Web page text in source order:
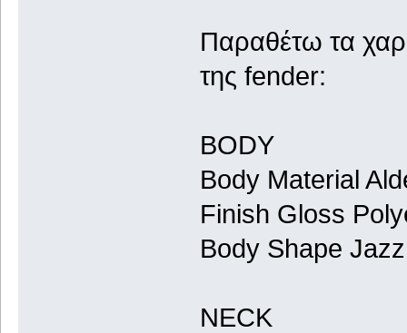
Παραθέτω τα
της fender:
BODY
Body Material
Finish Gloss
Body Shape
NECK